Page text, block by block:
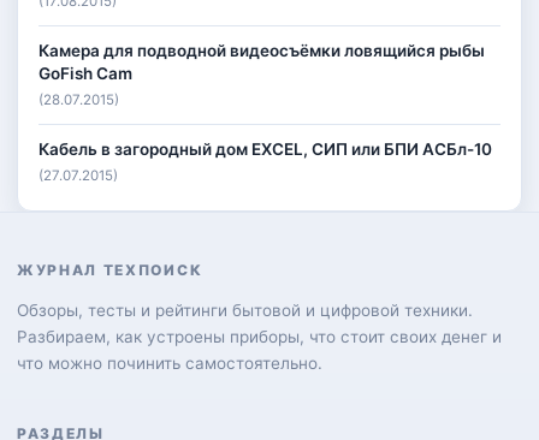
Камера для подводной видеосъёмки ловящийся рыбы
GoFish Cam
(28.07.2015)
Кабель в загородный дом EXCEL, СИП или БПИ АСБл-10
(27.07.2015)
ЖУРНАЛ ТЕХПОИСК
Обзоры, тесты и рейтинги бытовой и цифровой техники.
Разбираем, как устроены приборы, что стоит своих денег и
что можно починить самостоятельно.
РАЗДЕЛЫ